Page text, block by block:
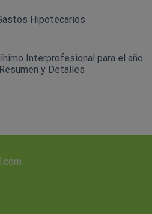
Hipotecarios
Interprofesional para el año
y Detalles